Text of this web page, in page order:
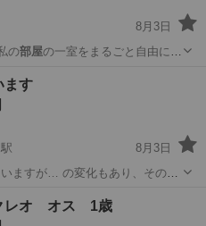
8月3日
の部屋の一室をまるごと自由に使
他
ます
8月3日
ますが… の変化もあり、その部
レオ オス 1歳